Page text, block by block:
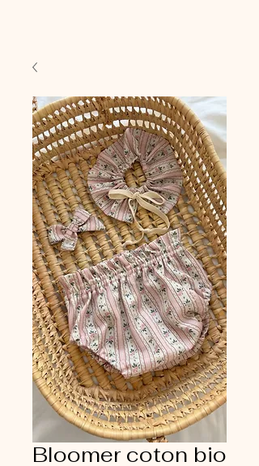
Bloomer coton bio